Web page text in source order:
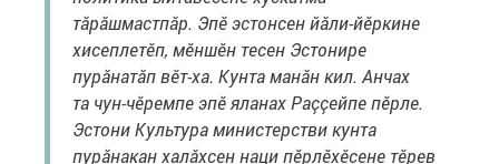
тăрăшмастпăр. Эпӗ эстонсен йăли-йӗркине
хисеплетӗп, мӗншӗн тесен Эстонире
пурăнатăп вӗт-ха. Кунта манăн кил. Анчах
та чун-чӗремпе эпӗ яланах Раççейпе пӗрле.
Эстони Культура министерстви кунта
пурăнакан халăхсен наци пӗрлӗхӗсене тӗрев